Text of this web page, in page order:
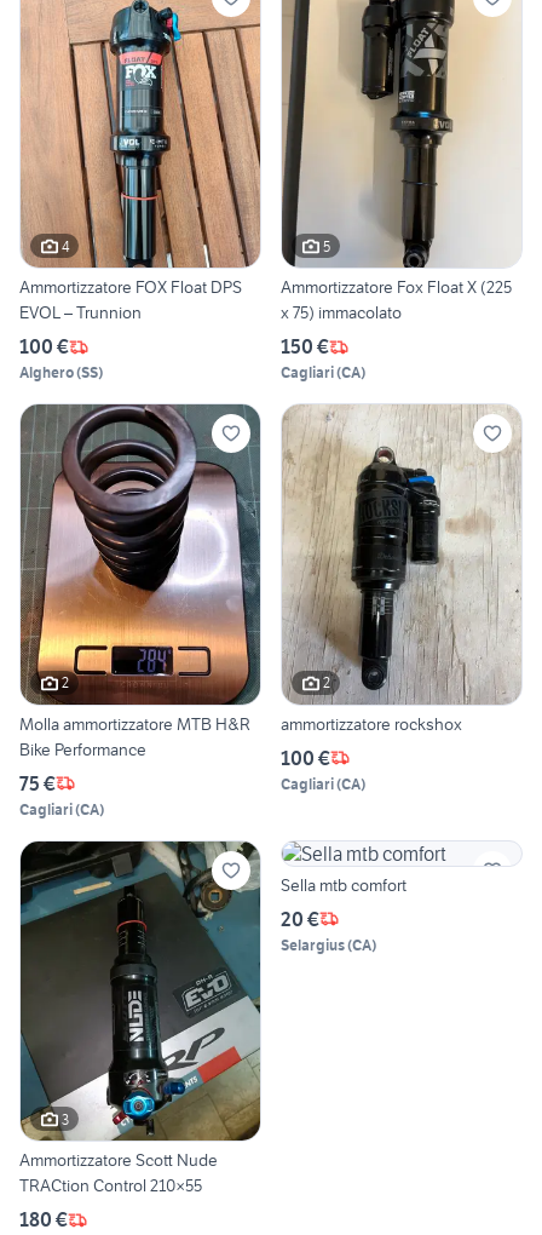
4
Ammortizzatore FOX Float DPS
EVOL – Trunnion
100 €
Alghero(SS)
5
Ammortizzatore Fox Float X (225
x 75) immacolato
150 €
Cagliari(CA)
2
Molla ammortizzatore MTB H&R
Bike Performance
75 €
Cagliari(CA)
2
ammortizzatore rockshox
100 €
Cagliari(CA)
3
Ammortizzatore Scott Nude
TRACtion Control 210×55
180 €
Sella mtb comfort
20 €
Selargius(CA)